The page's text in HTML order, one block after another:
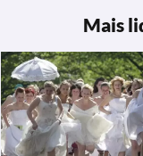
Mais